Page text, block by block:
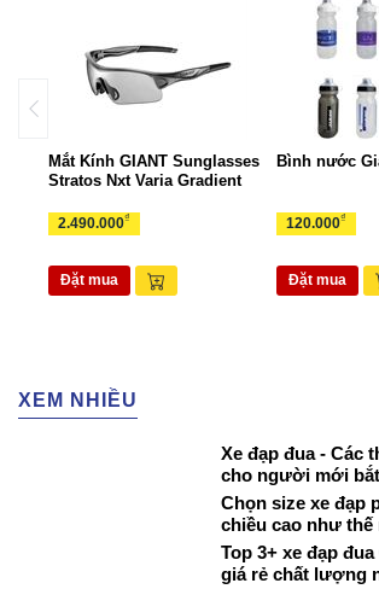
Mắt Kính GIANT Sunglasses
Stratos Nxt Varia Gradient
2.490.000₫
Đặt mua
Bình nước
120.000₫
Đặt mua
XEM NHIỀU
Xe đạp đua - Các
cho người mới
Chọn size xe đạp
chiều cao như thế
Top 3+ xe đạp
giá rẻ chất lượng